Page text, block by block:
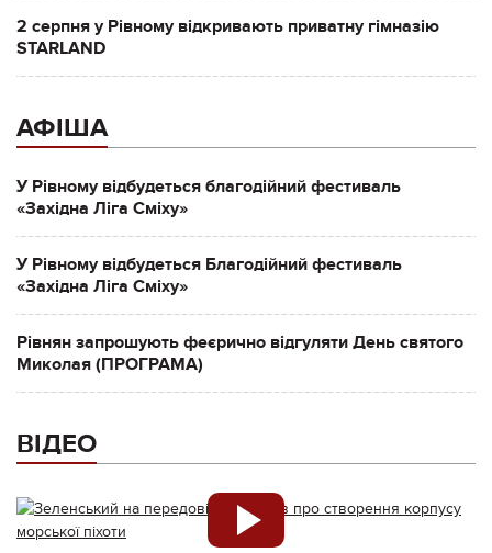
2 серпня у Рівному відкривають приватну гімназію
STARLAND
АФІША
У Рівному відбудеться благодійний фестиваль
«Західна Ліга Сміху»
У Рівному відбудеться Благодійний фестиваль
«Західна Ліга Сміху»
Рівнян запрошують феєрично відгуляти День святого
Миколая (ПРОГРАМА)
ВІДЕО